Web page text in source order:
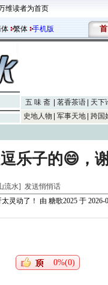
维读者为首页
繁体 手机版 首
五 味 斋 茗香茶语
天下
史地人物
军事天地 跨国
乐子的😄，
流水] 发送悄悄话
灵动了！ 由 糖歌2025 于 2026-
0%(0)